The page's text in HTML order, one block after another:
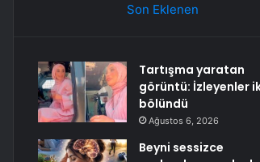
Son Eklenen
Tartışma yaratan
görüntü: İzleyenler
bölündü
Ağustos 6, 2026
Beyni sessizce